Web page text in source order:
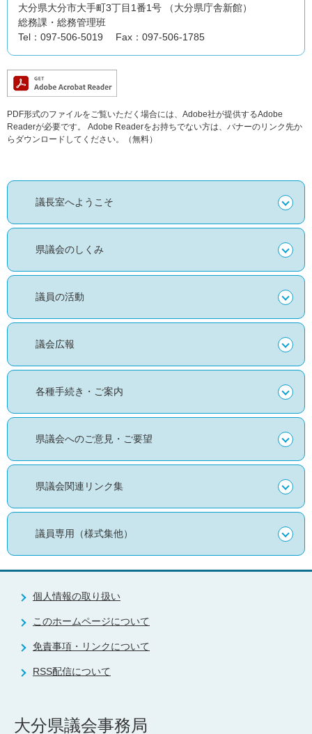
大分県大分市大手町3丁目1番1号 （大分県庁舎新館）
総務課・総務管理班
Tel：097-506-5019
Fax：097-506-1785
PDF形式のファイルをご覧いただく場合には、Adobe社が提供するAdobe
Readerが必要です。
Adobe Readerをお持ちでない方は、バナーのリンク先か
らダウンロードしてください。（無料）
議長室へようこそ
県議会のしくみ
議員の活動
議会広報
各種手続き・ご案内
県議会へのご意見・ご要望
県議会関連リンク集
議員専用（様式集他）
個人情報の取り扱い
このホームページについて
免責事項・リンクについて
RSS配信について
大分県議会事務局